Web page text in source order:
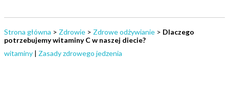
Strona główna > Zdrowie > Zdrowe odżywianie > Dlaczego
potrzebujemy witaminy C w naszej diecie?
witaminy | Zasady zdrowego jedzenia